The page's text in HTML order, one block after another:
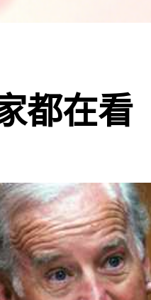
都在看